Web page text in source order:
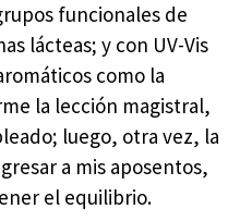
funcionales de
lácteas; y con UV-Vis
como la
la lección magistral,
luego, otra vez, la
a mis aposentos,
el equilibrio.